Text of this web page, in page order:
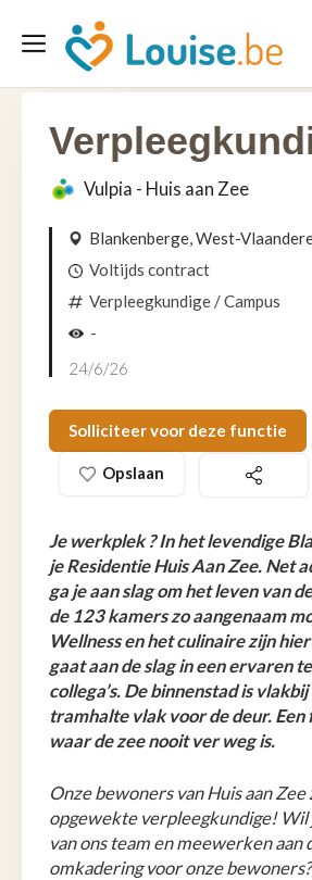
Vulpia - Huis aan Zee
Blankenberge, West-
Voltijds contract
Verpleegkundige / Campus
-
24/6/26
Solliciteer voor deze functie
Opslaan
Je werkplek ? In het levendige
je Residentie Huis Aan Zee. Net
ga je aan slag om het leven van
de 123 kamers zo aangenaam
Wellness en het culinaire zijn
gaat aan de slag in een ervaren
collega’s. De binnenstad is
tramhalte vlak voor de deur.
waar de zee nooit ver weg is.
Onze bewoners van Huis aan
opgewekte verpleegkundige!
van ons team en meewerken aan
omkadering voor onze